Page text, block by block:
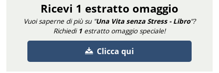
Ricevi 1 estratto omaggio
Vuoi saperne di più su "Una Vita senza Stress - Libro"?
Richiedi 1 estratto omaggio speciale!
Clicca qui